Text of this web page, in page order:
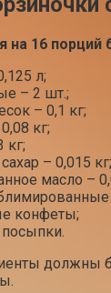
на 16 порций
л;
– 2 шт.;
– 0,1 кг;
кг;
кг;
– 0,015 кг;
масло –
конфеты;
должны